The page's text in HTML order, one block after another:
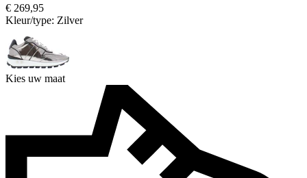
€ 269,95
Kleur/type: Zilver
Kies uw maat